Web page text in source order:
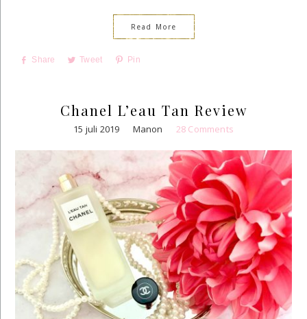
Read More
Share Tweet Pin
Chanel L’eau Tan Review
15 juli 2019 Manon 28 Comments